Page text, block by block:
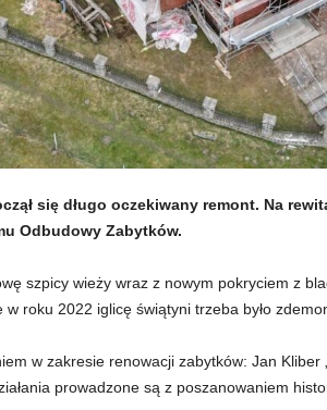
się długo oczekiwany remont. Na
Odbudowy Zabytków.
szpicy wieży wraz z nowym pokryciem z
roku 2022 iglicę świątyni trzeba było
w zakresie renowacji zabytków: Jan Kliber
prowadzone są z poszanowaniem